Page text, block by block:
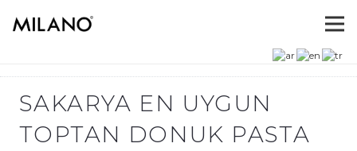
SAKARYA EN UYGUN
TOPTAN DONUK PASTA